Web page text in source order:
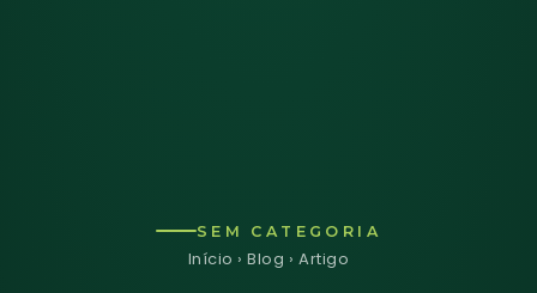
SEM CATEGORIA
Início ›Blog › Artigo